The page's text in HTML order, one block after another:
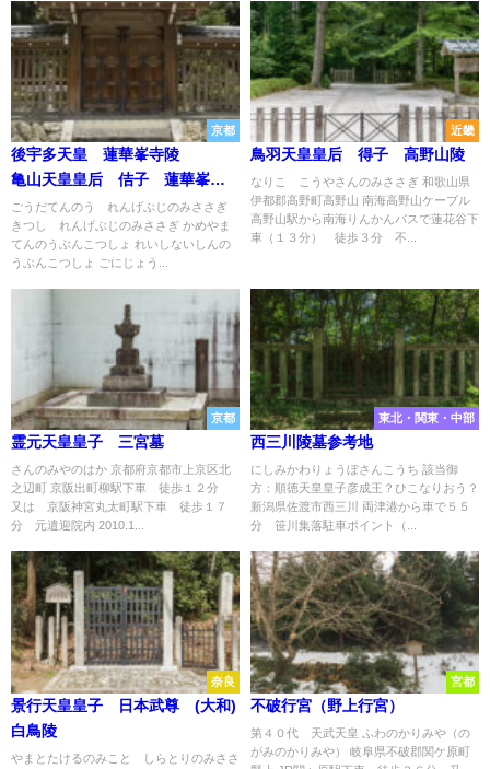
京都
後宇多天皇 蓮華峯寺陵
亀山天皇皇后 佶子 蓮華峯寺
陵
亀山天皇分骨所
後宇多天皇皇后 姈子内親王分
後二条天皇分骨所
ごうだてんのう れんげぶじのみささぎ
きつし れんげぶじのみささぎ かめやま
てんのうぶんこつしょ れいしないしんの
うぶんこつしょ ごにじょう...
近畿
鳥羽天皇皇后 得子 高野山陵
なりこ こうやさんのみささぎ 和歌山県
伊都郡高野町高野山 南海高野山ケーブル
高野山駅から南海りんかんバスで蓮花谷下
車（１３分） 徒歩３分 不...
京都
霊元天皇皇子 三宮墓
さんのみやのはか 京都府京都市上京区北
之辺町 京阪出町柳駅下車 徒歩１２分
又は 京阪神宮丸太町駅下車 徒歩１７
分 元遣迎院内 2010.1...
東北・関東・中部
西三川陵墓参考地
にしみかわりょうぼさんこうち 該当御
方：順徳天皇皇子彦成王？ひこなりおう？
新潟県佐渡市西三川 両津港から車で５５
分 笹川集落駐車ポイント（...
奈良
景行天皇皇子 日本武尊 (大和)
白鳥陵
やまとたけるのみこと しらとりのみささ
宮都
不破行宮（野上行宮）
第４０代 天武天皇 ふわのかりみや（の
がみのかりみや） 岐阜県不破郡関ケ原町